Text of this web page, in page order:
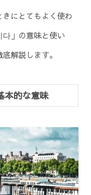
にとてもよく使わ
」の意味と使い
解説します。
本的な意味